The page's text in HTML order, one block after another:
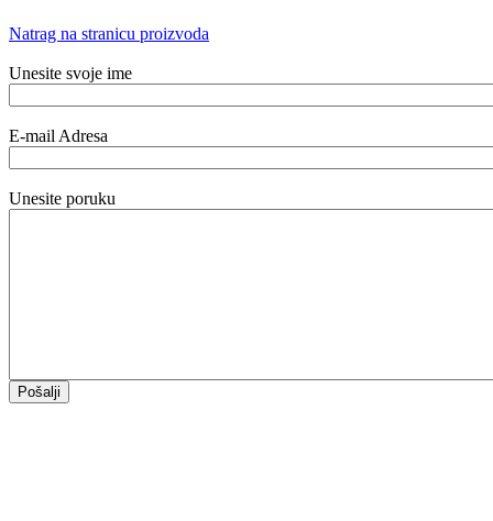
Natrag na stranicu proizvoda
Unesite svoje ime
E-mail Adresa
Unesite poruku